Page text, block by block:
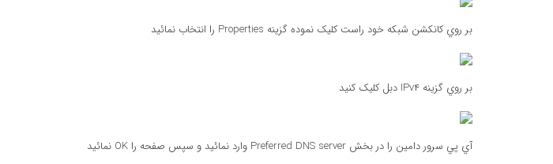
بر روي کانکشن شبکه خود راست کليک نموده گزينه Properties را انتخاب نمائيد
بر روي گزينه IPv۴ دبل کليک کنيد
آي پي سرور دامين را در بخش Preferred DNS server وارد نمائيد و سپس صفحه را OK نمائيد